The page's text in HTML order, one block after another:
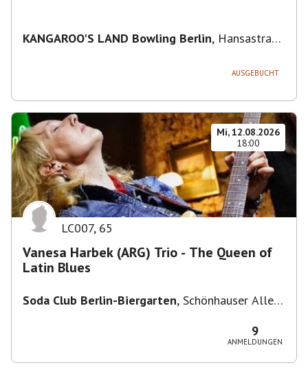
KANGAROO'S LAND Bowling Berlin, Hansastraße
AUSGEBUCHT
Mi, 12.08.2026
18:00
LC007, 65
Vanesa Harbek (ARG) Trio - The Queen of
Latin Blues
Soda Club Berlin-Biergarten, Schönhauser Allee
9
ANMELDUNGEN